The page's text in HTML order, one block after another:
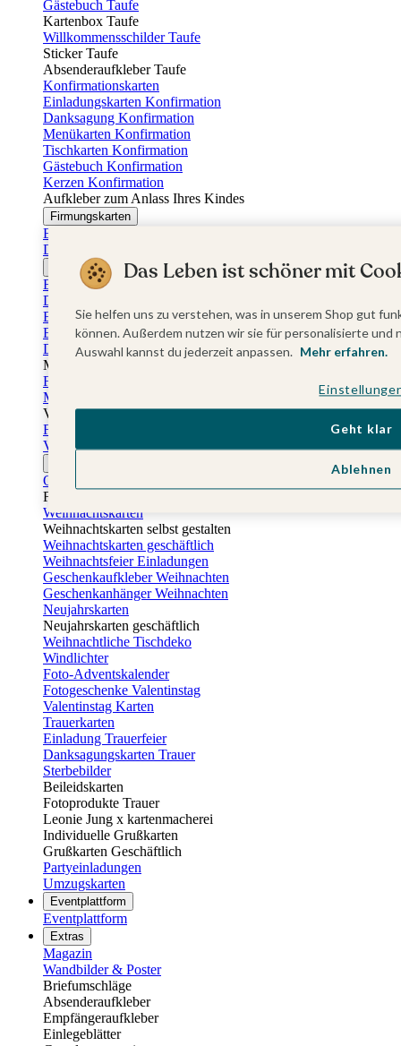
Gästebuch Taufe
Kartenbox Taufe
Willkommensschilder Taufe
Sticker Taufe
Absenderaufkleber Taufe
Konfirmationskarten
Einladungskarten Konfirmation
Danksagung Konfirmation
Menükarten Konfirmation
Tischkarten Konfirmation
Gästebuch Konfirmation
Kerzen Konfirmation
Aufkleber zum Anlass Ihres Kindes
Firmungskarten
Einladungskarten Firmung
Dankeskarten Firmung
Jugendweihekarten
Einladungskarten Jugendweihe
Dankeskarten Jugendweihe
Einschulungskarten
Einladungskarten Einschulung
Danksagung Einschulung
Muttertag
Fotogeschenke Muttertag
Muttertagskarten
Vatertag
Fotogeschenke Vatertag
Vatertagskarten
Osterkarten
Fotogeschenke zu Ostern
Weihnachtskarten
Weihnachtskarten selbst gestalten
Weihnachtskarten geschäftlich
Weihnachtsfeier Einladungen
Geschenkaufkleber Weihnachten
Geschenkanhänger Weihnachten
Neujahrskarten
Neujahrskarten geschäftlich
Weihnachtliche Tischdeko
Windlichter
Foto-Adventskalender
Fotogeschenke Valentinstag
Valentinstag Karten
Trauerkarten
Einladung Trauerfeier
Danksagungskarten Trauer
Sterbebilder
Beileidskarten
Fotoprodukte Trauer
Leonie Jung x kartenmacherei
Individuelle Grußkarten
Grußkarten Geschäftlich
Partyeinladungen
Umzugskarten
Eventplattform
Eventplattform
Extras
Magazin
Wandbilder & Poster
Briefumschläge
Absenderaufkleber
Empfängeraufkleber
Einlegeblätter
Das Leben ist schöner mit
Sie helfen uns zu verstehen, was in unserem Shop gut
können. Außerdem nutzen wir sie für personalisierte
Auswahl kannst du jederzeit anpassen. Mehr erfahren.
Ablehnen
Geht klar